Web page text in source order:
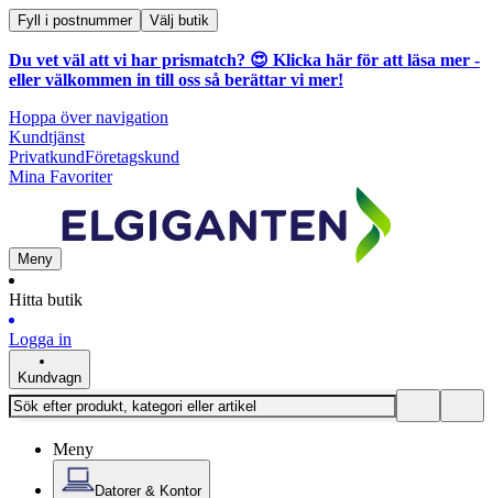
Fyll i postnummer Välj butik
Du vet väl att vi har prismatch? 😍 Klicka här för att läsa mer -
eller välkommen in till oss så berättar vi mer!
Hoppa över navigation
Kundtjänst
PrivatkundFöretagskund
Mina Favoriter
Meny
Hitta butik
Logga in
Kundvagn
Meny
Datorer & Kontor